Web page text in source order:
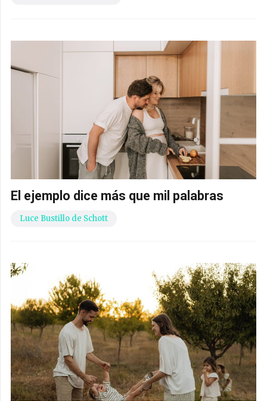
El ejemplo dice más que mil palabras
Luce Bustillo de Schott